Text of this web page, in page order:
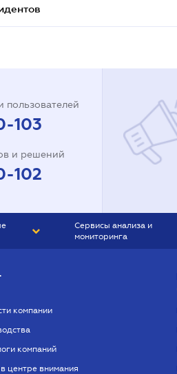
пользователей
103
и решений
102
Сервисы анализа и
мониторинга
компании
компаний
центре внимания